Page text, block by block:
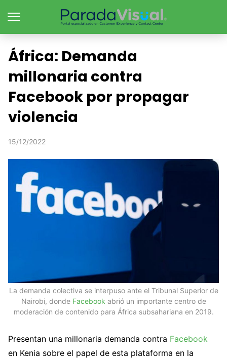
África: Demanda
millonaria contra
Facebook por propagar
violencia
15/12/2022
La demanda colectiva se interpuso ante el Tribunal Superior de
Nairobi, donde Facebook abrió un importante centro de
moderación de contenido para África subsahariana en 2019.
Presentan una millonaria demanda contra Facebook
en Kenia sobre el papel de esta plataforma en la